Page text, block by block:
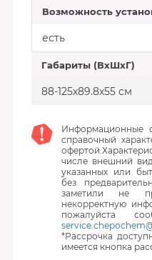
Возможность
есть
Габариты (ВхШхГ)
88-125х89.8х55 см
Информационные
справочный
числе внешний
указанных или
без
заметили не
некорректную
пожалуйста
*Рассрочка
имеется кнопка